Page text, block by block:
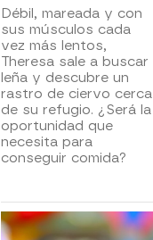
Débil, mareada y con
sus músculos cada
vez más lentos,
Theresa sale a buscar
leña y descubre un
rastro de ciervo cerca
de su refugio. ¿Será la
oportunidad que
necesita para
conseguir comida?